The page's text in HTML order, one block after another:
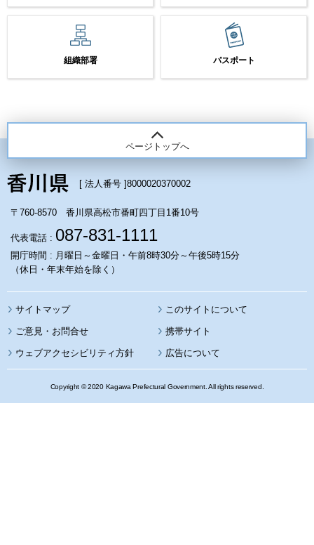
組織部署 パスポート
ページトップへ
[ 法人番号 ]8000020370002
〒760-8570 香川県高松市番町四丁目1番10号
代表電話 : 087-831-1111
開庁時間 : 月曜日～金曜日・午前8時30分～午後5時15分
（休日・年末年始を除く）
サイトマップ このサイトについて
携帯サイト
ウェブアクセシビリティ方針 広告について
Copyright © 2020 Kagawa Prefectural Government. All rights reserved.